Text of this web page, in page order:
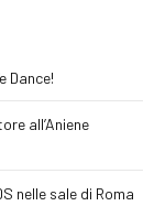
Dance!
all’Aniene
nelle sale di Roma